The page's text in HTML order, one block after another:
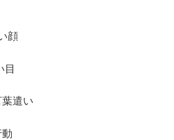
遣い